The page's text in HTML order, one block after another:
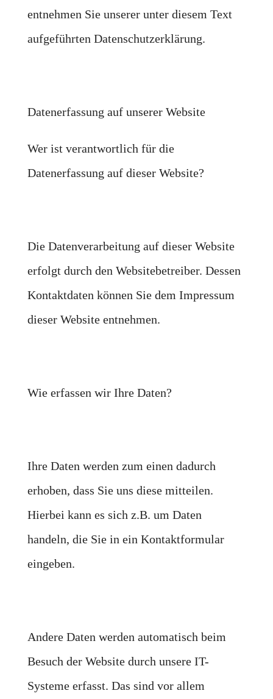
entnehmen Sie unserer unter diesem Text
aufgeführten Datenschutzerklärung.
Datenerfassung auf unserer Website
Wer ist verantwortlich für die
Datenerfassung auf dieser Website?
Die Datenverarbeitung auf dieser Website
erfolgt durch den Websitebetreiber. Dessen
Kontaktdaten können Sie dem Impressum
dieser Website entnehmen.
Wie erfassen wir Ihre Daten?
Ihre Daten werden zum einen dadurch
erhoben, dass Sie uns diese mitteilen.
Hierbei kann es sich z.B. um Daten
handeln, die Sie in ein Kontaktformular
eingeben.
Andere Daten werden automatisch beim
Besuch der Website durch unsere IT-
Systeme erfasst. Das sind vor allem